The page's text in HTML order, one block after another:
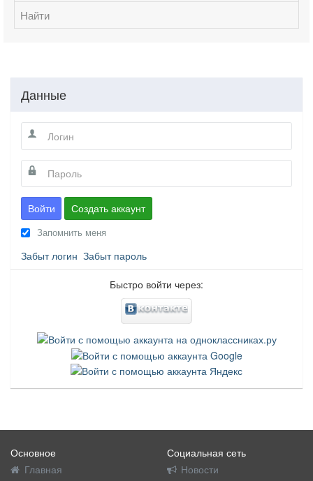
Найти
Данные
Войти Создать аккаунт
Запомнить меня
Забыт логин Забыт пароль
Быстро войти через:
Основное
Главная
Социальная сеть
Новости